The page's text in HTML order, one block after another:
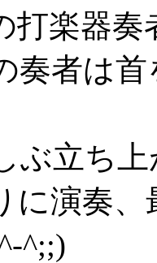
打楽器
奏者は
ぶ立ち
に演奏
^;;)